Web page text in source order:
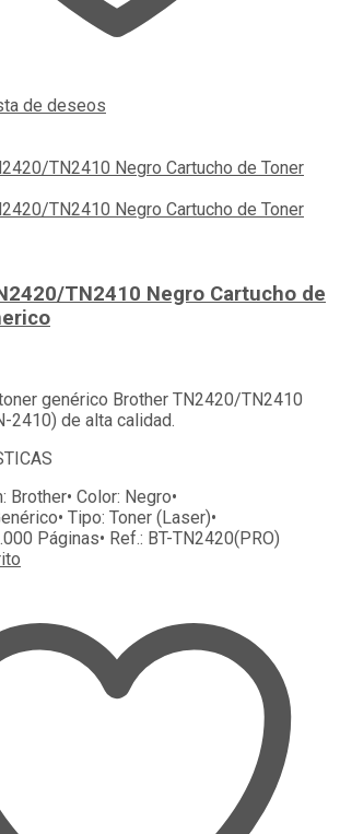
de deseos
TN2410 Negro Cartucho de
genérico Brother TN2420/TN2410
2410) de alta calidad.
Brother• Color: Negro•
• Tipo: Toner (Laser)•
Páginas• Ref.: BT-TN2420(PRO)